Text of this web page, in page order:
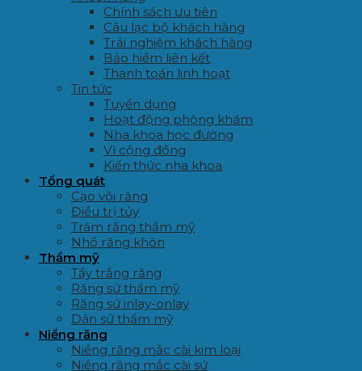
Chính sách ưu tiên
Câu lạc bộ khách hàng
Trải nghiệm khách hàng
Bảo hiểm liên kết
Thanh toán linh hoạt
Tin tức
Tuyển dụng
Hoạt động phòng khám
Nha khoa học đường
Vì cộng đồng
Kiến thức nha khoa
Tổng quát
Cạo vôi răng
Điều trị tủy
Trám răng thẩm mỹ
Nhổ răng khôn
Thẩm mỹ
Tẩy trắng răng
Răng sứ thẩm mỹ
Răng sứ inlay-onlay
Dán sứ thẩm mỹ
Niềng răng
Niềng răng mắc cài kim loại
Niềng răng mắc cài sứ